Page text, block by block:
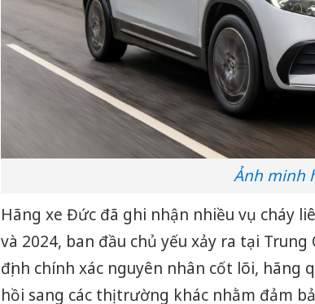
Ảnh minh
Hãng xe Đức đã ghi nhận nhiều vụ cháy
và 2024, ban đầu chủ yếu xảy ra tại
định chính xác nguyên nhân cốt lõi, hãng
hồi sang các thị trường khác nhằm đảm